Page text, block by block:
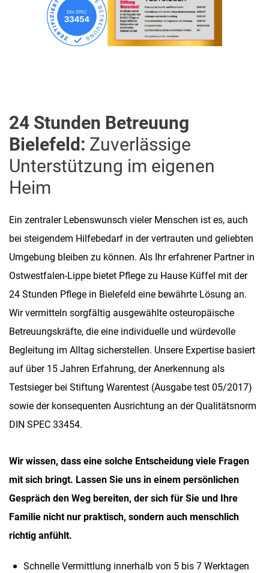
24 Stunden Betreuung
Bielefeld: Zuverlässige
Unterstützung im eigenen
Heim
Ein zentraler Lebenswunsch vieler Menschen ist es, auch
bei steigendem Hilfebedarf in der vertrauten und geliebten
Umgebung bleiben zu können. Als Ihr erfahrener Partner in
Ostwestfalen-Lippe bietet Pflege zu Hause Küffel mit der
24 Stunden Pflege in Bielefeld eine bewährte Lösung an.
Wir vermitteln sorgfältig ausgewählte osteuropäische
Betreuungskräfte, die eine individuelle und würdevolle
Begleitung im Alltag sicherstellen. Unsere Expertise basiert
auf über 15 Jahren Erfahrung, der Anerkennung als
Testsieger bei Stiftung Warentest (Ausgabe test 05/2017)
sowie der konsequenten Ausrichtung an der Qualitätsnorm
DIN SPEC 33454.
Wir wissen, dass eine solche Entscheidung viele Fragen
mit sich bringt. Lassen Sie uns in einem persönlichen
Gespräch den Weg bereiten, der sich für Sie und Ihre
Familie nicht nur praktisch, sondern auch menschlich
richtig anfühlt.
Schnelle Vermittlung innerhalb von 5 bis 7 Werktagen